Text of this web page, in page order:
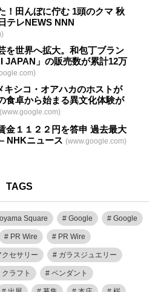
！田んぼに佇む 1頭のクマ 秋
テレNEWS NNN
を世界へ拡大。和包丁ブラン
JAPAN」の販売数が累計12万
シコ・オアハカのホストが
食卓から始まる異文化体験が
(www.google.com)
金１１２２円を答申 過去最大
NHKニュース (www.google.com)
TAGS
Square Google Google
PR Wire PR Wire
クセサリー ガラスジュエリー
クラフト ペンダント